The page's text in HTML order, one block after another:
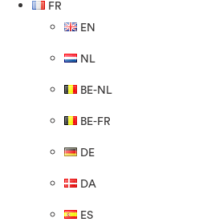
FR
EN
NL
BE-NL
BE-FR
DE
DA
ES